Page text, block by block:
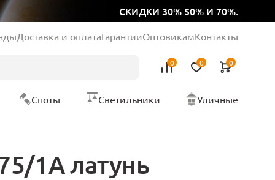
СКИДКИ 30% 50% И 70%.
Доставка и оплатаГарантииОптовикамКонтакты
0 0 0
Споты Светильники Уличные
1A латунь